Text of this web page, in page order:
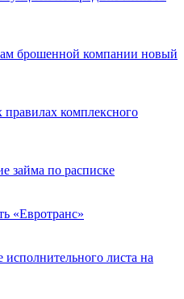
брошенной компании новый
комплексного
займа по расписке
«Евротранс»
листа на